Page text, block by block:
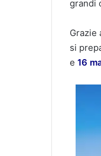
grandi
Grazie
si
e 16